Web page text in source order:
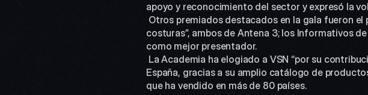
apoyo y reconocimiento del sector y expresó la
costuras”, ambos de Antena 3; los Informativos
como mejor presentador.
España, gracias a su amplio catálogo de
que ha vendido en más de 80 países.